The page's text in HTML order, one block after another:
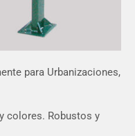
para Urbanizaciones,
colores. Robustos y